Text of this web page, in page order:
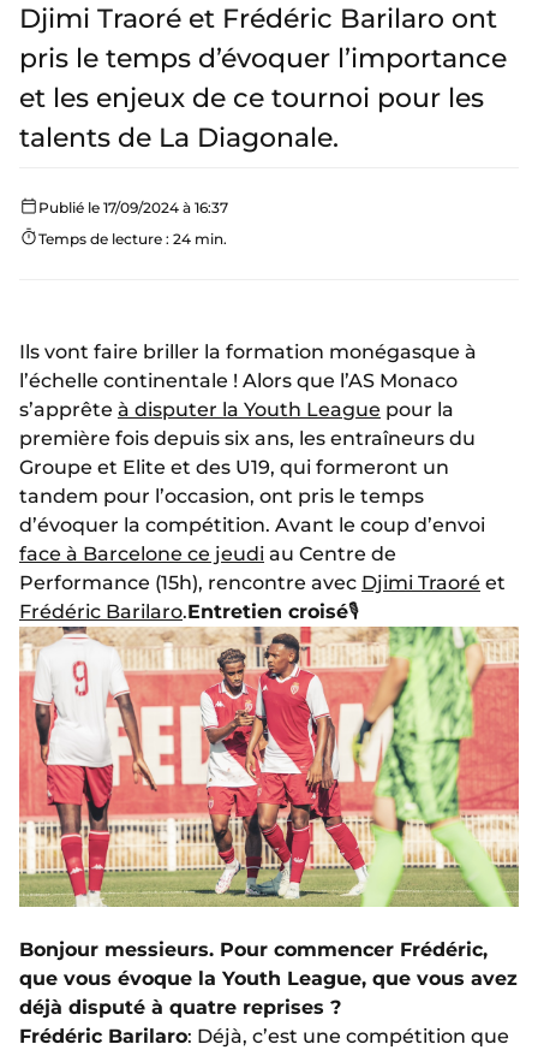
Djimi Traoré et Frédéric Barilaro ont
pris le temps d’évoquer l’importance
et les enjeux de ce tournoi pour les
talents de La Diagonale.
Publié le 17/09/2024 à 16:37
Temps de lecture : 24 min.
Ils vont faire briller la formation monégasque à
l’échelle continentale ! Alors que l’AS Monaco
s’apprête à disputer la Youth League pour la
première fois depuis six ans, les entraîneurs du
Groupe et Elite et des U19, qui formeront un
tandem pour l’occasion, ont pris le temps
d’évoquer la compétition. Avant le coup d’envoi
face à Barcelone ce jeudi au Centre de
Performance (15h), rencontre avec Djimi Traoré et
Frédéric Barilaro.Entretien croisé🎙️
Bonjour messieurs. Pour commencer Frédéric,
que vous évoque la Youth League, que vous avez
déjà disputé à quatre reprises ?
Frédéric Barilaro: Déjà, c’est une compétition que